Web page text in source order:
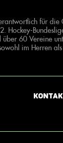
für
Hockey-
über 60 Vereine
im Herren